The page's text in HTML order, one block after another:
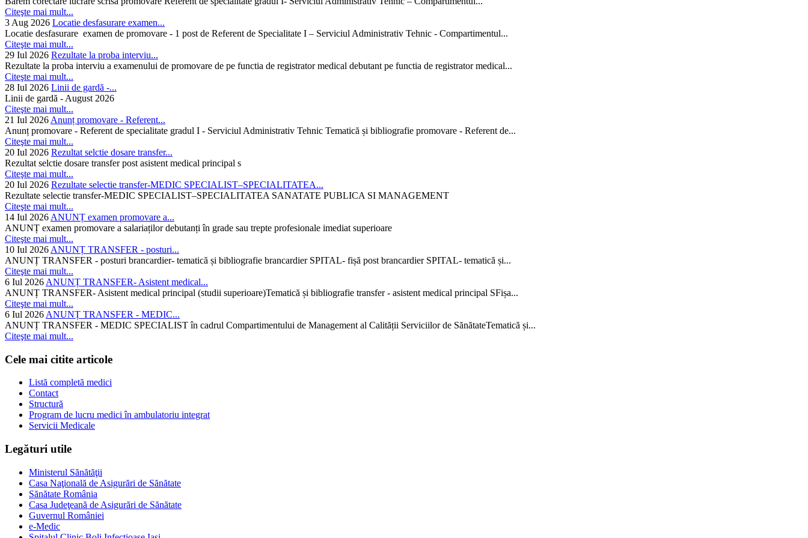
Citeşte mai mult...
3 Aug 2026 Locatie desfasurare examen...
Locatie desfasurare examen de promovare - 1 post de Referent de Specialitate I – Serviciul Administrativ Tehnic - Compartimentul...
Citeşte mai mult...
29 Iul 2026 Rezultate la proba interviu...
Rezultate la proba interviu a examenului de promovare de pe functia de registrator medical debutant pe functia de registrator medical...
Citeşte mai mult...
28 Iul 2026 Linii de gardă -...
Linii de gardă - August 2026
Citeşte mai mult...
21 Iul 2026 Anunț promovare - Referent...
Anunț promovare - Referent de specialitate gradul I - Serviciul Administrativ Tehnic Tematică și bibliografie promovare - Referent de...
Citeşte mai mult...
20 Iul 2026 Rezultat selctie dosare transfer...
Rezultat selctie dosare transfer post asistent medical principal s
Citeşte mai mult...
20 Iul 2026 Rezultate selectie transfer-MEDIC SPECIALIST–SPECIALITATEA...
Rezultate selectie transfer-MEDIC SPECIALIST–SPECIALITATEA SANATATE PUBLICA SI MANAGEMENT
Citeşte mai mult...
14 Iul 2026 ANUNȚ examen promovare a...
ANUNȚ examen promovare a salariaților debutanți în grade sau trepte profesionale imediat superioare
Citeşte mai mult...
10 Iul 2026 ANUNȚ TRANSFER - posturi...
ANUNȚ TRANSFER - posturi brancardier- tematică și bibliografie brancardier SPITAL- fișă post brancardier SPITAL- tematică și...
Citeşte mai mult...
6 Iul 2026 ANUNȚ TRANSFER- Asistent medical...
ANUNȚ TRANSFER- Asistent medical principal (studii superioare)Tematică și bibliografie transfer - asistent medical principal SFișa...
Citeşte mai mult...
6 Iul 2026 ANUNȚ TRANSFER - MEDIC...
ANUNȚ TRANSFER - MEDIC SPECIALIST în cadrul Compartimentului de Management al Calității Serviciilor de SănătateTematică și...
Citeşte mai mult...
Cele mai citite articole
Listă completă medici
Contact
Structură
Program de lucru medici în ambulatoriu integrat
Servicii Medicale
Legături utile
Ministerul Sănătăţii
Casa Naţională de Asigurări de Sănătate
Sănătate România
Casa Judeţeană de Asigurări de Sănătate
Guvernul României
e-Medic